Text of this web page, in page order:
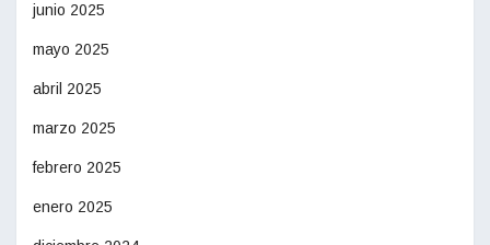
junio 2025
mayo 2025
abril 2025
marzo 2025
febrero 2025
enero 2025